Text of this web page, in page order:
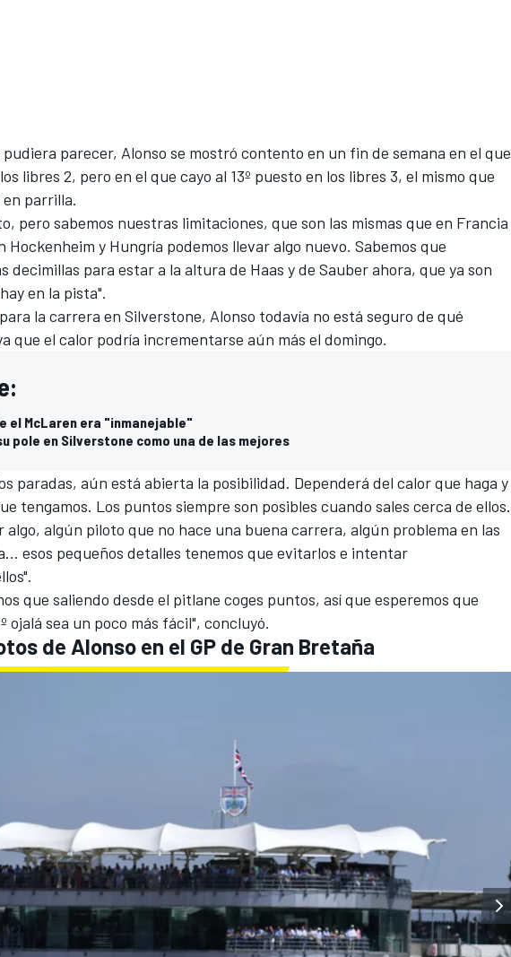
parecer, Alonso se mostró contento en un fin de semana en el que
libres 2, pero en el que cayo al 13º puesto en los libres 3, el mismo que
parrilla.
pero sabemos nuestras limitaciones, que son las mismas que en Francia
Hockenheim y Hungría podemos llevar algo nuevo. Sabemos que
decimillas para estar a la altura de Haas y de Sauber ahora, que ya son
en la pista".
la carrera en Silverstone, Alonso todavía no está seguro de qué
que el calor podría incrementarse aún más el domingo.
el McLaren era "inmanejable"
pole en Silverstone como una de las mejores
paradas, aún está abierta la posibilidad. Dependerá del calor que haga y
tengamos. Los puntos siempre son posibles cuando sales cerca de ellos.
algo, algún piloto que no hace una buena carrera, algún problema en las
esos pequeños detalles tenemos que evitarlos e intentar
que saliendo desde el pitlane coges puntos, así que esperemos que
ojalá sea un poco más fácil", concluyó.
de Alonso en el GP de Gran Bretaña